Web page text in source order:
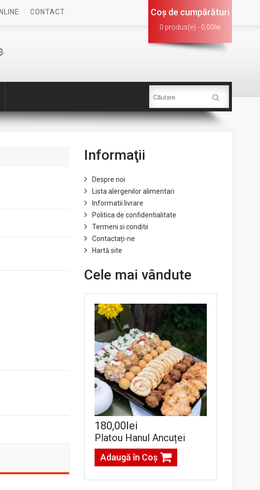
Coş de cumpărături
0 produs(e) - 0,00lei
CONTACT
Informaţii
Despre noi
Lista alergenilor alimentari
Informatii livrare
Politica de confidentialitate
Termeni si conditii
Contactați-ne
Hartă site
Cele mai vândute
180,00lei
Platou Hanul Ancuței
Adaugă în Coş